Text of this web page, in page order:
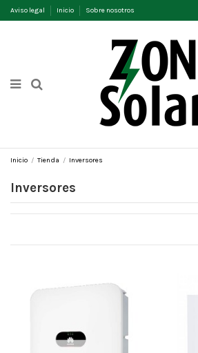
Aviso legal Inicio Sobre nosotros
Inicio Tienda Inversores
Inversores